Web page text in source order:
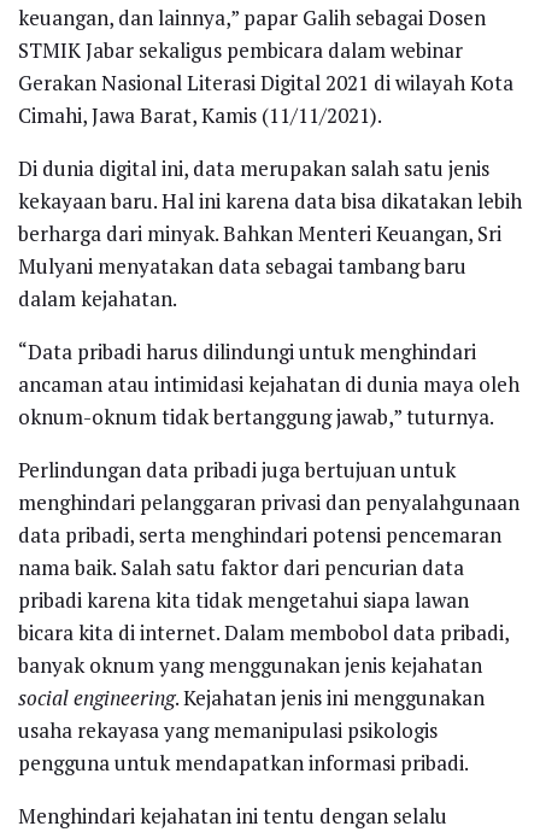
keuangan, dan lainnya,” papar Galih sebagai Dosen
STMIK Jabar sekaligus pembicara dalam webinar
Gerakan Nasional Literasi Digital 2021 di wilayah Kota
Cimahi, Jawa Barat, Kamis (11/11/2021).
Di dunia digital ini, data merupakan salah satu jenis
kekayaan baru. Hal ini karena data bisa dikatakan lebih
berharga dari minyak. Bahkan Menteri Keuangan, Sri
Mulyani menyatakan data sebagai tambang baru
dalam kejahatan.
“Data pribadi harus dilindungi untuk menghindari
ancaman atau intimidasi kejahatan di dunia maya oleh
oknum-oknum tidak bertanggung jawab,” tuturnya.
Perlindungan data pribadi juga bertujuan untuk
menghindari pelanggaran privasi dan penyalahgunaan
data pribadi, serta menghindari potensi pencemaran
nama baik. Salah satu faktor dari pencurian data
pribadi karena kita tidak mengetahui siapa lawan
bicara kita di internet. Dalam membobol data pribadi,
banyak oknum yang menggunakan jenis kejahatan
social engineering. Kejahatan jenis ini menggunakan
usaha rekayasa yang memanipulasi psikologis
pengguna untuk mendapatkan informasi pribadi.
Menghindari kejahatan ini tentu dengan selalu